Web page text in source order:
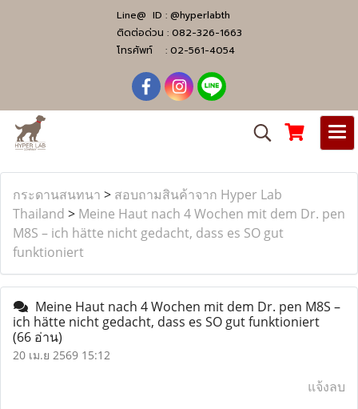
Line@ ID : @hyperlabth
ติดต่อด่วน : 082-326-1663
โทรศัพท์ : 02-561-4054
กระดานสนทนา > สอบถามสินค้าจาก Hyper Lab
Thailand > Meine Haut nach 4 Wochen mit dem Dr. pen
M8S – ich hätte nicht gedacht, dass es SO gut
funktioniert
Meine Haut nach 4 Wochen mit dem Dr. pen M8S –
ich hätte nicht gedacht, dass es SO gut funktioniert
(66 อ่าน)
20 เม.ย 2569 15:12
แจ้งลบ